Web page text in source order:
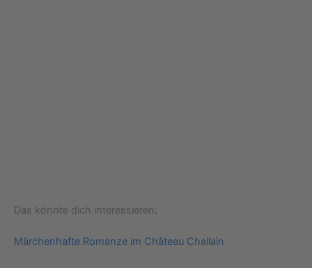
Das könnte dich interessieren:
Märchenhafte Romanze im Château Challain